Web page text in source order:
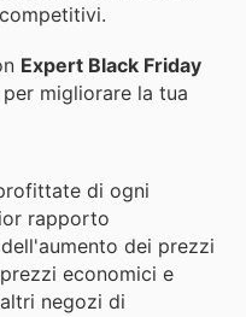
Expert Black Friday
migliorare la tua
di ogni
rapporto
dei prezzi
economici e
negozi di